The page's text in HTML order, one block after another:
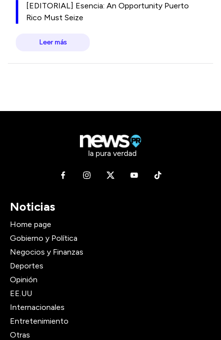
[EDITORIAL] Esencia: An Opportunity Puerto
Rico Must Seize
Leer más
la pura verdad
Noticias
Home page
Gobierno y Política
Negocios y Finanzas
Deportes
Opinión
EE.UU
Internacionales
Entretenimiento
Otras